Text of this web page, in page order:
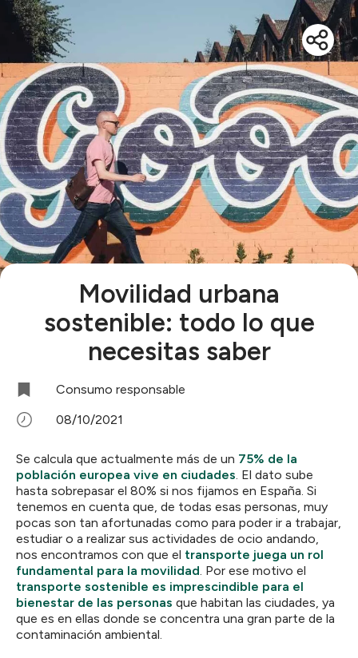
Movilidad urbana
sostenible: todo lo que
necesitas saber
Consumo responsable
08/10/2021
Se calcula que actualmente más de un 75% de la
población europea vive en ciudades. El dato sube
hasta sobrepasar el 80% si nos fijamos en España. Si
tenemos en cuenta que, de todas esas personas, muy
pocas son tan afortunadas como para poder ir a trabajar,
estudiar o a realizar sus actividades de ocio andando,
nos encontramos con que el transporte juega un rol
fundamental para la movilidad. Por ese motivo el
transporte sostenible es imprescindible para el
bienestar de las personas que habitan las ciudades, ya
que es en ellas donde se concentra una gran parte de la
contaminación ambiental.